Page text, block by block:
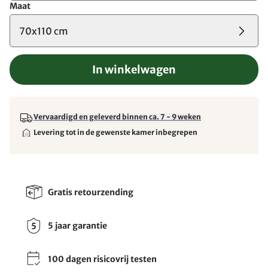
Maat
70x110 cm
In winkelwagen
Vervaardigd en geleverd binnen ca. 7 - 9 weken
Levering tot in de gewenste kamer inbegrepen
Gratis retourzending
5 jaar garantie
100 dagen risicovrij testen